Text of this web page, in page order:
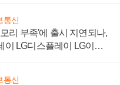
통신
리 부족'에 출시 지연되나,
이 LG디스플레이 LG이노
통신